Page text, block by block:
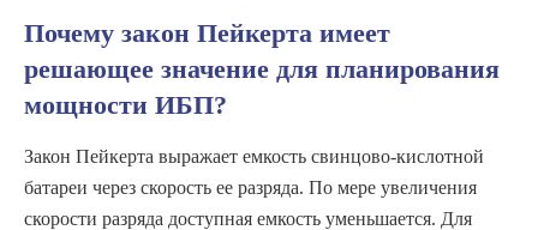
Почему закон Пейкерта имеет
решающее значение для планирования
мощности ИБП?
Закон Пейкерта выражает емкость свинцово-кислотной
батареи через скорость ее разряда. По мере увеличения
скорости разряда доступная емкость уменьшается. Для